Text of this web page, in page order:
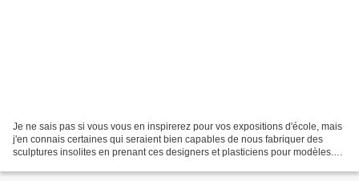
Je ne sais pas si vous vous en inspirerez pour vos expositions d'école, mais
j'en connais certaines qui seraient bien capables de nous fabriquer des
sculptures insolites en prenant ces designers et plasticiens pour modèles.